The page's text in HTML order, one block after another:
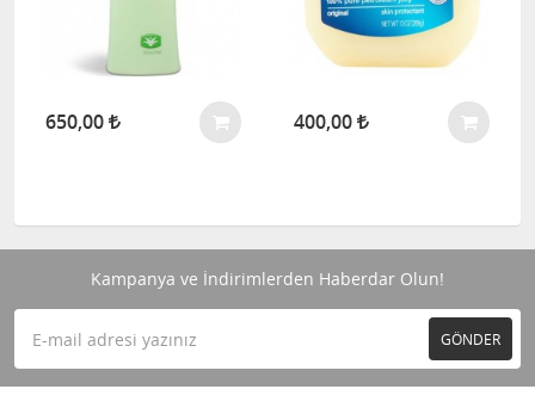
650,00 400,00
Kampanya ve İndirimlerden Haberdar Olun!
GÖNDER